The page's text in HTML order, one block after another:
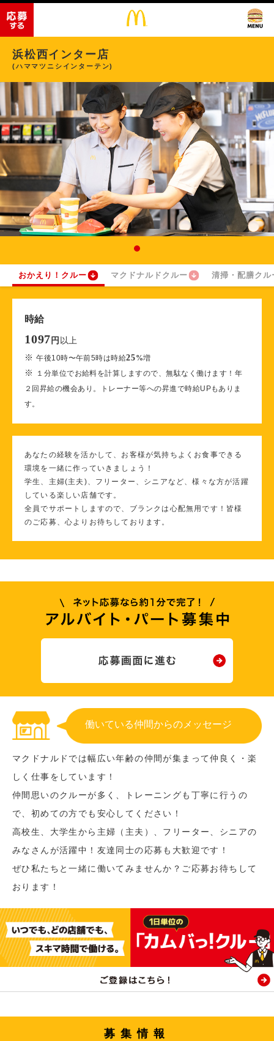
浜松西インター店
(ハママツニシインターテン)
おかえり！クルー マクドナルドクルー 清掃・配膳クル
時給
1097 円 以上
※午後10時〜午前5時は時給25%増
※
１分単位でお給料を計算しますので、無駄なく働けます！年
２回昇給の機会あり。トレーナー等への昇進で時給UPもありま
す。
あなたの経験を活かして、お客様が気持ちよくお食事できる
環境を一緒に作っていきましょう！
学生、主婦(主夫)、フリーター、シニアなど、様々な方が活躍
している楽しい店舗です。
全員でサポートしますので、ブランクは心配無用です！皆様
のご応募、心よりお待ちしております。
働いている仲間からのメッセージ
マクドナルドでは幅広い年齢の仲間が集まって仲良く・楽
しく仕事をしています！
仲間思いのクルーが多く、トレーニングも丁寧に行うの
で、初めての方でも安心してください！
高校生、大学生から主婦（主夫）、フリーター、シニアの
みなさんが活躍中！友達同士の応募も大歓迎です！
ぜひ私たちと一緒に働いてみませんか？ご応募お待ちして
おります！
募集情報